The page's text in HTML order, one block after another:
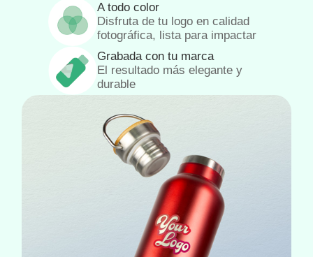
A todo color
Disfruta de tu logo en calidad
fotográfica, lista para impactar
Grabada con tu marca
El resultado más elegante y
durable